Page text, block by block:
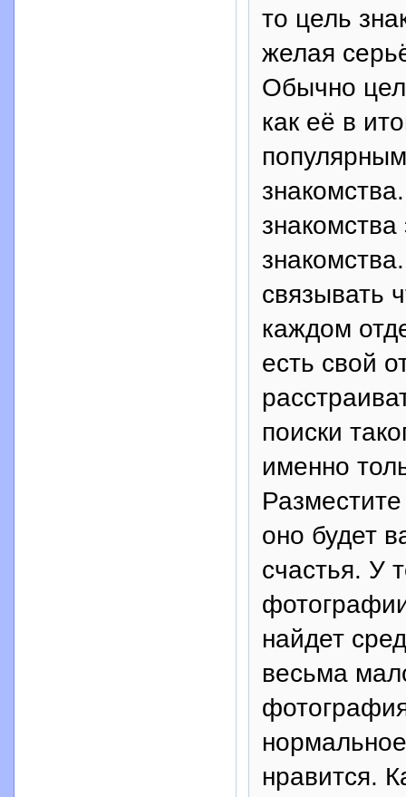
то цель
желая
Обычно
как её в
связывать
каждом
есть свой
поиски
именно
оно будет
счастья. У
найдет
весьма
нравится.